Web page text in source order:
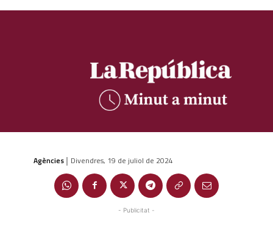
Agències | Divendres, 19 de juliol de 2024
- Publicitat -